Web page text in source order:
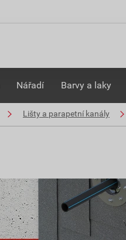
Nářadí Barvy a laky
Lišty a parapetní kanály